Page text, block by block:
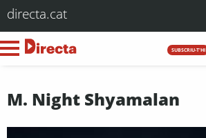
directa.cat
SUBSCRIU-T'HI
M. Night Shyamalan